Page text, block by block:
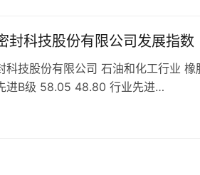
封科技股份有限公司发展指数
科技股份有限公司 石油和化工行业
进B级 58.05 48.80 行业先进…